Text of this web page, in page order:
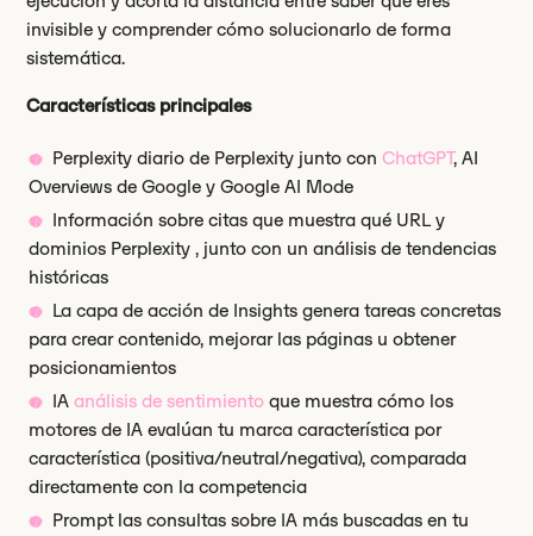
invisible y comprender cómo solucionarlo de forma
sistemática.
Características principales
Perplexity diario de Perplexity junto conChatGPT, AI
Overviews de Google y Google AI Mode
Información sobre citas que muestra qué URL y
dominios Perplexity , junto con un análisis de tendencias
históricas
La capa de acción de Insights genera tareas concretas
para crear contenido, mejorar las páginas u obtener
posicionamientos
IAanálisis de sentimiento que muestra cómo los
motores de IA evalúan tu marca característica por
característica (positiva/neutral/negativa), comparada
directamente con la competencia
Prompt las consultas sobre IA más buscadas en tu